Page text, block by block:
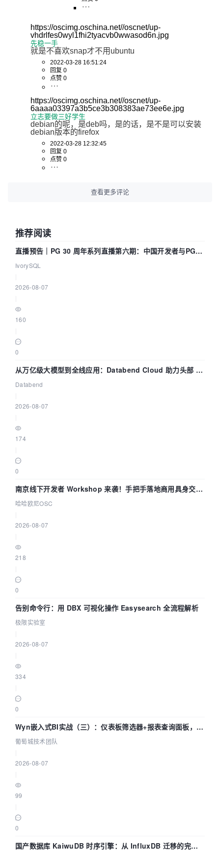
https://oscimg.oschina.net//oscnet/up-
vhdrlfes0wyl1fhi2tyacvb0wwasod6n.jpg
先稳一手
就是不喜欢snap才不用ubuntu
2022-03-28 16:51:24
回复 0
点赞 0
https://oscimg.oschina.net//oscnet/up-
6aaaa03397a3b5ce3b308383ae73ee6e.jpg
立志要做三好学生
debian的呢，是deb吗，是的话，是不是可以安装
debian版本的firefox
2022-03-28 12:32:45
回复 0
点赞 0
查看更多评论
推荐阅读
直播预告｜PG 30 周年系列直播第六期：中国开发者与PG内
核——我们改得动吗？我们贡献了什么？
IvorySQL
2026-08-07
160
0
从万亿级大模型到全线应用：Databend Cloud 助力头部 AI
企业构建全链路 Trace 数据管道
Databend
2026-08-07
174
0
南京线下开发者 Workshop 来袭！手把手落地商用具身交互
智能 Agent 应用
哈哈欧尼OSC
2026-08-07
218
0
告别命令行：用 DBX 可视化操作 Easysearch 全流程解析
极限实验室
2026-08-07
334
0
Wyn嵌入式BI实战（三）：仪表板筛选器+报表查询面板，参
数联动全闭环
葡萄城技术团队
2026-08-07
99
0
国产数据库 KaiwuDB 时序引擎：从 InfluxDB 迁移的完整